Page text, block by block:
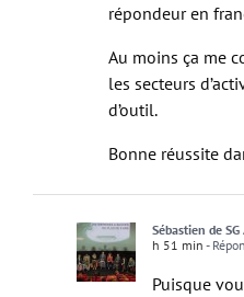
répondeur en
Au moins ça me
les secteurs
d’outil.
Bonne réussite
Sébastien de
h 51 min -
Puisque